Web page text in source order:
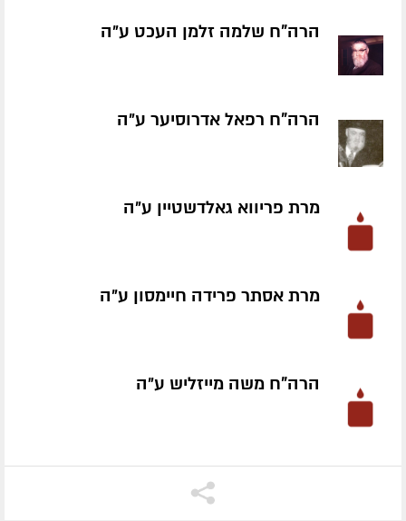
הרה"ח שלמה זלמן העכט ע״ה
הרה"ח רפאל אדרוסיער ע״ה
מרת פריווא גאלדשטיין ע״ה
מרת אסתר פרידה חיימסון ע״ה
הרה"ח משה מייזליש ע״ה